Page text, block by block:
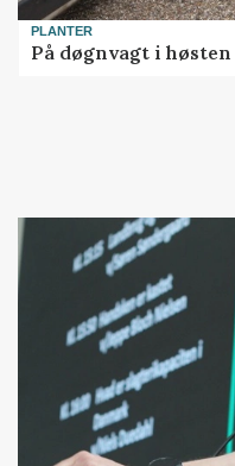
PLANTER
På døgnvagt i høsten